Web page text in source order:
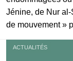
Jénine, de Nur al-
de mouvement »
ACTUALITÉS